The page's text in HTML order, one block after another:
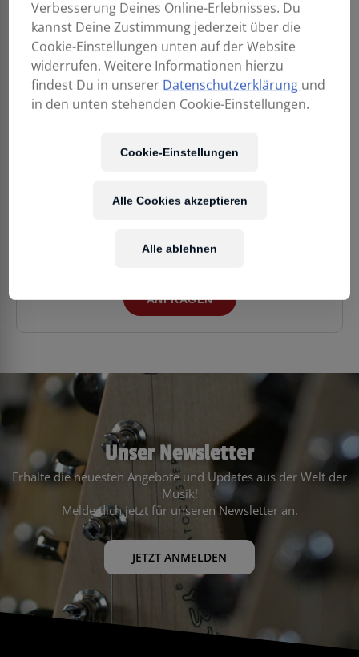
EFNOTE PRO 501
Unser Team hilft gerne bei der Suche nach dem
Anfrage.
ANFRAGEN
Unser Newsletter
Erhalte die neuesten Angebote und Updates aus der Welt der
Musik!
Melde dich jetzt für unseren Newsletter an.
JETZT ANMELDEN
Verbesserung Deines Online-Erlebnisses. Du
kannst Deine Zustimmung jederzeit über die
Cookie-Einstellungen unten auf der Website
widerrufen. Weitere Informationen hierzu
findest Du in unserer Datenschutzerklärung und
in den unten stehenden Cookie-Einstellungen.
Cookie-Einstellungen
Alle ablehnen
Alle Cookies akzeptieren